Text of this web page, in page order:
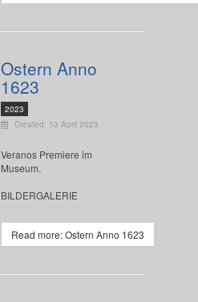
Ostern Anno
1623
2023
Created: 13 April 2023
Veranos Premiere im
Museum.
BILDERGALERIE
Read more: Ostern Anno 1623